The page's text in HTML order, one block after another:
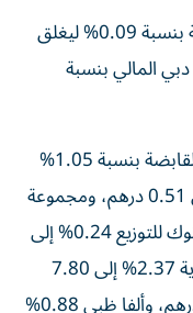
ارتفع مؤشر سوق أبوظبي للأوراق المالية بنسبة 0.09% ليغلق
دبي المالي بنسبة
في سوق أبوظبي، ارتفع سهم العالمية القابضة بنسبة 1.05%
إلى 383.70 درهم، وإشراق 1.98% إلى 0.51 درهم، ومجموعة
تو بوينت زيرو 1% إلى 2.02 درهم، وأدنوك للتوزيع 0.24% إلى
4.08 درهم، فيما هبط سهم الدار العقارية 2.37% إلى 7.80